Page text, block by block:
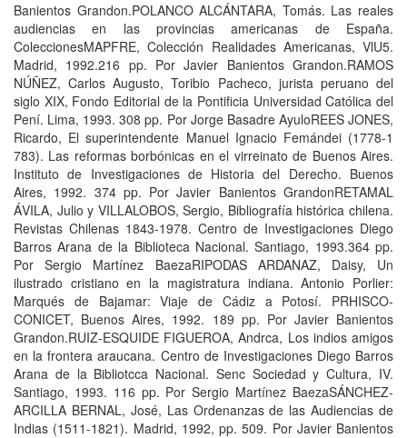
Banientos Grandon.POLANCO ALCÁNTARA, Tomás. Las reales
audiencias en las provincias americanas de España.
ColeccionesMAPFRE, Colección Realidades Americanas, VlU5.
Madrid, 1992.216 pp. Por Javier Banientos Grandon.RAMOS
NÚÑEZ, Carlos Augusto, Toribio Pacheco, jurista peruano del
siglo XIX, Fondo Editorial de la Pontificia Universidad Católica del
Pení. Lima, 1993. 308 pp. Por Jorge Basadre AyuloREES JONES,
Ricardo, El superintendente Manuel Ignacio Femándei (1778-1
783). Las reformas borbónicas en el virreinato de Buenos Aires.
Instituto de Investigaciones de Historia del Derecho. Buenos
Aires, 1992. 374 pp. Por Javier Banientos GrandonRETAMAL
ÁVILA, Julio y VILLALOBOS, Sergio, Bibliografía histórica chilena.
Revistas Chilenas 1843-1978. Centro de Investigaciones Diego
Barros Arana de la Biblioteca Nacional. Santiago, 1993.364 pp.
Por Sergio Martínez BaezaRIPODAS ARDANAZ, Daisy, Un
ilustrado cristiano en la magistratura indiana. Antonio Porlier:
Marqués de Bajamar: Viaje de Cádiz a Potosí. PRHISCO-
CONICET, Buenos Aires, 1992. 189 pp. Por Javier Banientos
Grandon.RUIZ-ESQUIDE FIGUEROA, Andrca, Los indios amigos
en la frontera araucana. Centro de Investigaciones Diego Barros
Arana de la Bibliotcca Nacional. Senc Sociedad y Cultura, IV.
Santiago, 1993. 116 pp. Por Sergio Martínez BaezaSÁNCHEZ-
ARCILLA BERNAL, José, Las Ordenanzas de las Audiencias de
Indias (1511-1821). Madrid, 1992, pp. 509. Por Javier Banientos